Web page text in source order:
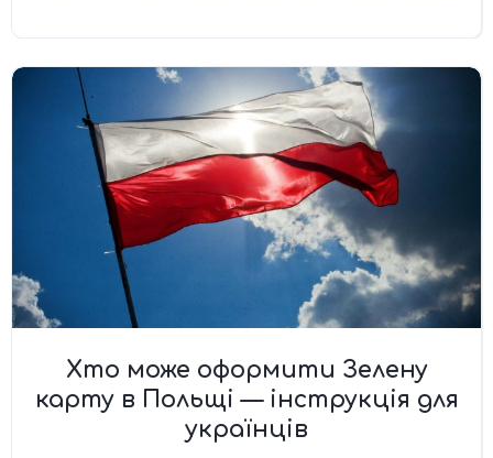
Хто може оформити Зелену
карту в Польщі — інструкція для
українців